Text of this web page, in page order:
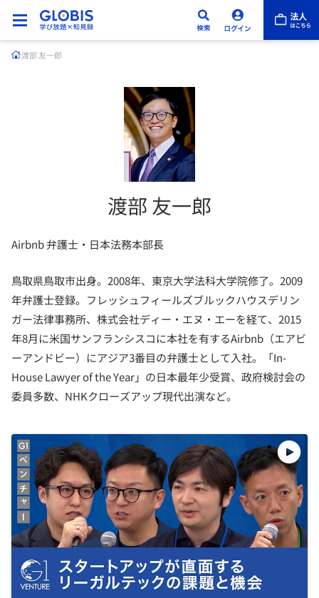
渡部 友一郎
渡部 友一郎
Airbnb 弁護士・日本法務本部長
鳥取県鳥取市出身。2008年、東京大学法科大学院修了。2009
年弁護士登録。フレッシュフィールズブルックハウスデリン
ガー法律事務所、株式会社ディー・エヌ・エーを経て、2015
年8月に米国サンフランシスコに本社を有するAirbnb（エアビ
ーアンドビー）にアジア3番目の弁護士として入社。「In-
House Lawyer of the Year」の日本最年少受賞、政府検討会の
委員多数、NHKクローズアップ現代出演など。